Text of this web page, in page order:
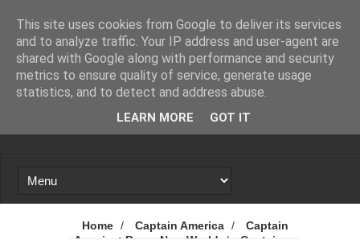
Loading...
Home / Captain America /
Captain
America: Brave New World
/
Captain
This site uses cookies from Google to deliver its services
and to analyze traffic. Your IP address and user-agent are
shared with Google along with performance and security
metrics to ensure quality of service, generate usage
statistics, and to detect and address abuse.
LEARN MORE GOT IT